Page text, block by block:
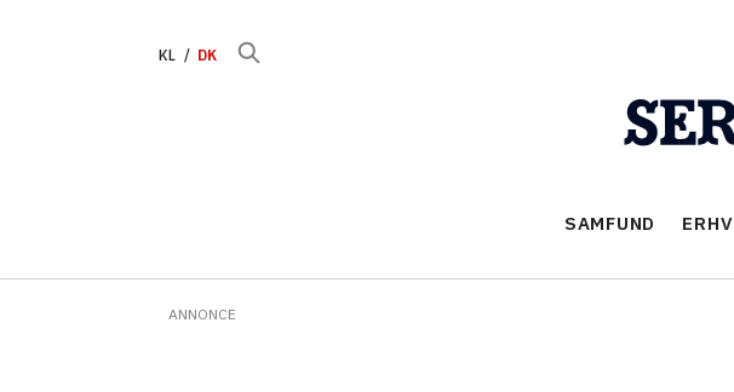
KL DK
SAMFUND
ANNONCE